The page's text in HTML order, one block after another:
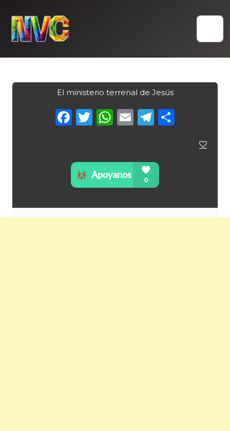
content
El ministerio terrenal de Jesús
Facebook
Twitter
WhatsApp
Email